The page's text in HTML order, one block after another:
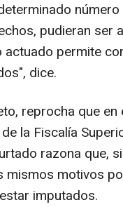
pudieran ser
actuado permite
dice.
reprocha que
la Fiscalía
razona que,
mismos motivos
imputados.